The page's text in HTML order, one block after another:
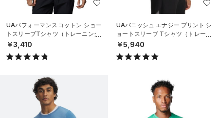
UAパフォーマンスコットン ショー
トスリーブTシャツ（トレーニング/
MEN）
￥3,410
UAバニッシュ エナジー プリント シ
ョートスリーブ Tシャツ（トレーニ
ング/MEN）
￥5,940